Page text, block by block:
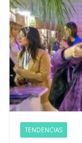
TENDENCIAS